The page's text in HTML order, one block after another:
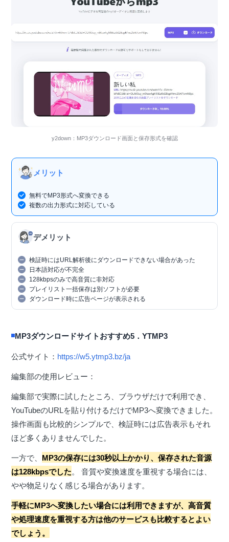
y2down：MP3ダウンロード画面と保存形式を確認
メリット
無料でMP3形式へ変換できる
複数の出力形式に対応している
デメリット
検証時にはURL解析後にダウンロードできない場合があった
日本語対応が不完全
128kbpsのみで高音質に非対応
プレイリスト一括保存は別ソフトが必要
ダウンロード時に広告ページが表示される
MP3ダウンロードサイトおすすめ5．YTMP3
公式サイト： https://w5.ytmp3.bz/ja
編集部の使用レビュー：
編集部で実際に試したところ、ブラウザだけで利用でき、
YouTubeのURLを貼り付けるだけでMP3へ変換できました。
操作画面も比較的シンプルで、検証時には広告表示もそれ
ほど多くありませんでした。
一方で、 MP3の保存には30秒以上かかり、保存された音源
は128kbpsでした。 音質や変換速度を重視する場合には、
やや物足りなく感じる場合があります。
手軽にMP3へ変換したい場合には利用できますが、高音質
や処理速度を重視する方は他のサービスも比較するとよい
でしょう。